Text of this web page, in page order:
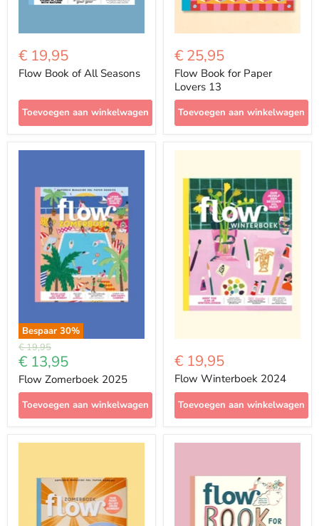
€ 19,95
Flow Book of All Seasons
Toevoegen aan winkelwagen
€ 25,95
Flow Book for Paper
Lovers 13
Toevoegen aan winkelwagen
Bespaar 30%
Prijs
€ 19,95
Met
korting
€ 13,95
Flow Zomerboek 2025
Toevoegen aan winkelwagen
€ 19,95
Flow Winterboek 2024
Toevoegen aan winkelwagen